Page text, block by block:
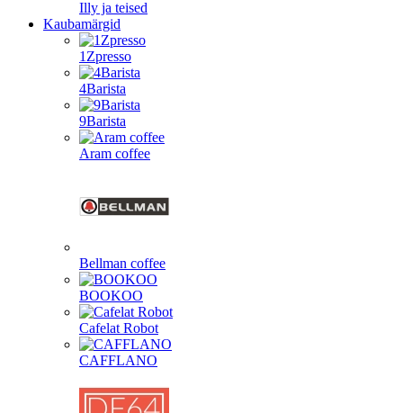
Illy ja teised
Kaubamärgid
1Zpresso
4Barista
9Barista
Aram coffee
Bellman coffee
BOOKOO
Cafelat Robot
CAFFLANO